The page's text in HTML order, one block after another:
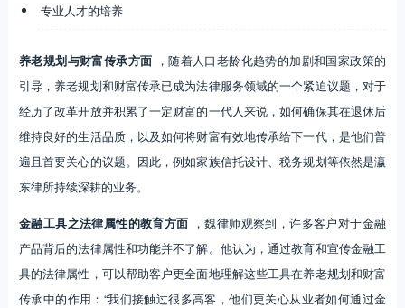
专业人才的培养
养老规划与财富传承方面 ，随着人口老龄化趋势的加剧和国家政策的
引导，养老规划和财富传承已成为法律服务领域的一个紧迫议题，对于
经历了改革开放并积累了一定财富的一代人来说，如何确保其在退休后
维持良好的生活品质，以及如何将财富有效地传承给下一代，是他们普
遍且首要关心的议题。因此，例如家族信托设计、税务规划等依然是瀛
东律所持续深耕的业务。
金融工具之法律属性的教育方面 ，魏律师观察到，许多客户对于金融
产品背后的法律属性和功能并不了解。他认为，通过教育和宣传金融工
具的法律属性，可以帮助客户更全面地理解这些工具在养老规划和财富
传承中的作用：“我们接触过很多高客，他们更关心从业者如何通过金